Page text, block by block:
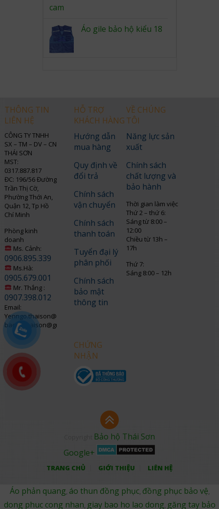
Áo gile bảo hộ kiểu 18
THÔNG TIN
LIÊN HỆ
CÔNG TY TNHH
SX – TM – DV – CN
THÁI SƠN
MST:
0317.887.817
ĐC: 196/56 Đường
Trần Thị Cờ,
Phường Thới An,
Quận 12, Tp Hồ
Chí Minh
Phòng kinh
doanh
Ms. Cảnh:
0906.895.339
Ms.Hà:
0905.679.001
Mr. Thắng :
0907.398.012
Email:
Yenngo.thaison@gmail.com
baohothaison@gmail.com
HỖ TRỢ
KHÁCH HÀNG
Hướng dẫn
mua hàng
Quy định về
đổi trả
Chính sách
vận chuyển
Chính sách
thanh toán
Tuyển đại lý
phân phối
Chính sách
bảo mật
thông tin
CHỨNG
NHẬN
VỀ CHÚNG
TÔI
Năng lực sản
xuất
Chính sách
chất lượng và
bảo hành
Thời gian làm việc
Thứ 2 – thứ 6:
Sáng từ 8:00 –
12:00
Chiều từ 13h –
17h
Thứ 7:
Sáng 8:00 – 12h
Bảo hộ Thái Sơn
Google+
TRANG CHỦ GIỚI THIỆU LIÊN HỆ
Áo phản quang, áo thun đồng phục, đồng phục bảo vệ,
dong phuc cong nhan, giay bao ho lao dong, găng tay bảo